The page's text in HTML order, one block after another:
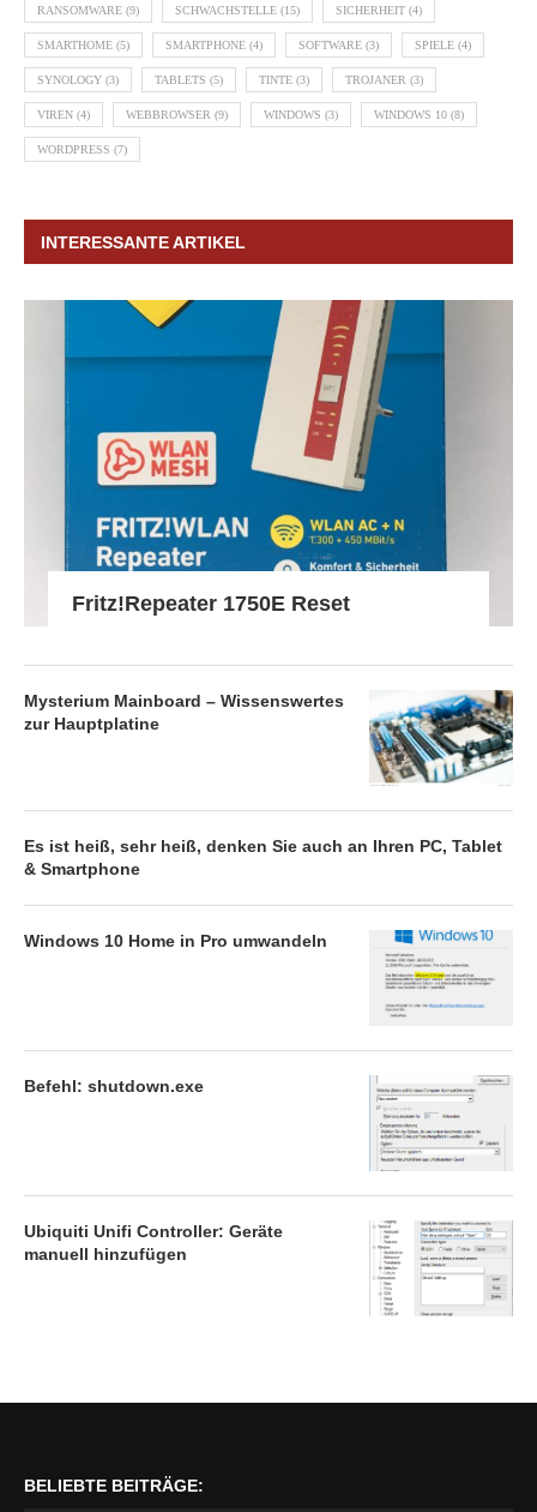
RANSOMWARE (9) SCHWACHSTELLE (15) SICHERHEIT (4)
SMARTHOME (5) SMARTPHONE (4) SOFTWARE (3) SPIELE (4)
SYNOLOGY (3) TABLETS (5) TINTE (3) TROJANER (3)
VIREN (4) WEBBROWSER (9) WINDOWS (3) WINDOWS 10 (8)
WORDPRESS (7)
INTERESSANTE ARTIKEL
Fritz!Repeater 1750E Reset
Mysterium Mainboard – Wissenswertes
zur Hauptplatine
Es ist heiß, sehr heiß, denken Sie auch an Ihren PC, Tablet
& Smartphone
Windows 10 Home in Pro umwandeln
Befehl: shutdown.exe
Ubiquiti Unifi Controller: Geräte
manuell hinzufügen
BELIEBTE BEITRÄGE: